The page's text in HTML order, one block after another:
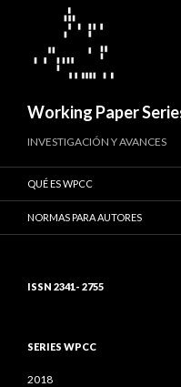
Working Paper
INVESTIGACIÓN Y AVANCES
QUÉ ES WPCC
NORMAS PARA AUTORES
ISSN 2341- 2755
SERIES WPCC
2018